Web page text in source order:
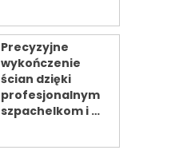
Precyzyjne
wykończenie
ścian dzięki
profesjonalnym
szpachelkom i …